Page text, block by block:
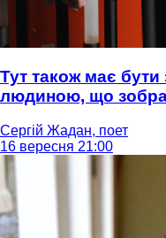
Тут також має бути
людиною, що
Сергій Жадан, поет
16 вересня 21:00